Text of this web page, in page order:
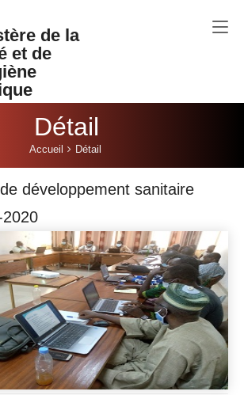
de la
et de
Détail
Accueil Détail
développement sanitaire